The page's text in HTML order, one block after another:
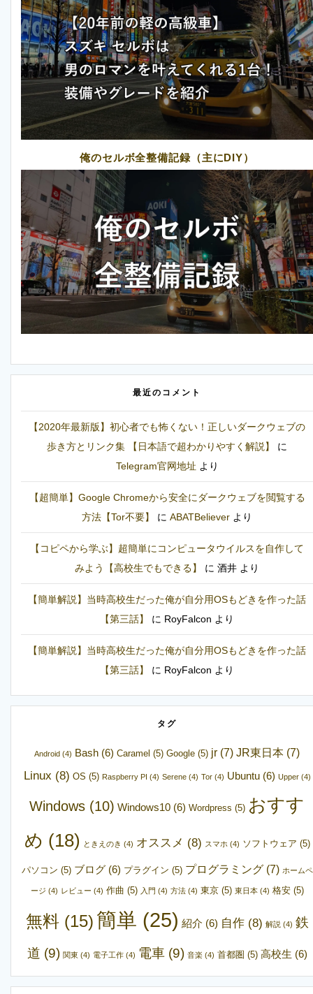
俺のセルボ全整備記録（主にDIY）
最近のコメント
【2020年最新版】初心者でも怖くない！正しいダークウェブの
歩き方とリンク集 【日本語で超わかりやすく解説】
に
Telegram官网地址 より
【超簡単】Google Chromeから安全にダークウェブを閲覧する
方法【Tor不要】
に ABATBeliever より
【コピペから学ぶ】超簡単にコンピュータウイルスを自作して
みよう【高校生でもできる】
に 酒井 より
【簡単解説】当時高校生だった俺が自分用OSもどきを作った話
【第三話】
に RoyFalcon より
【簡単解説】当時高校生だった俺が自分用OSもどきを作った話
【第三話】
に RoyFalcon より
タグ
Android (4) Bash (6) Caramel (5) Google (5) jr (7) JR東日本 (7)
Linux (8) OS (5) Raspberry PI (4) Serene(4) Tor(4) Ubuntu(6) Upper(4)
Windows (10) Windows10 (6) Wordpress (5) おすす
め (18) ときえのき (4) オススメ (8) スマホ (4) ソフトウェア (5)
パソコン (5) ブログ(6) プラグイン (5) プログラミング(7) ホームペ
ージ (4) レビュー (4) 作曲 (5) 入門 (4) 方法(4) 東京(5) 東日本(4) 格安(5)
無料(15) 簡単 (25) 紹介 (6) 自作(8) 解説 (4) 鉄
道 (9) 関東(4) 電子工作(4) 電車(9) 音楽 (4) 首都圏 (5) 高校生 (6)